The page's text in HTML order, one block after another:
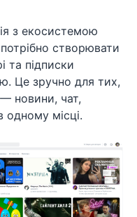
з екосистемою
створювати
та підписки
Це зручно для тих,
новини, чат,
одному місці.